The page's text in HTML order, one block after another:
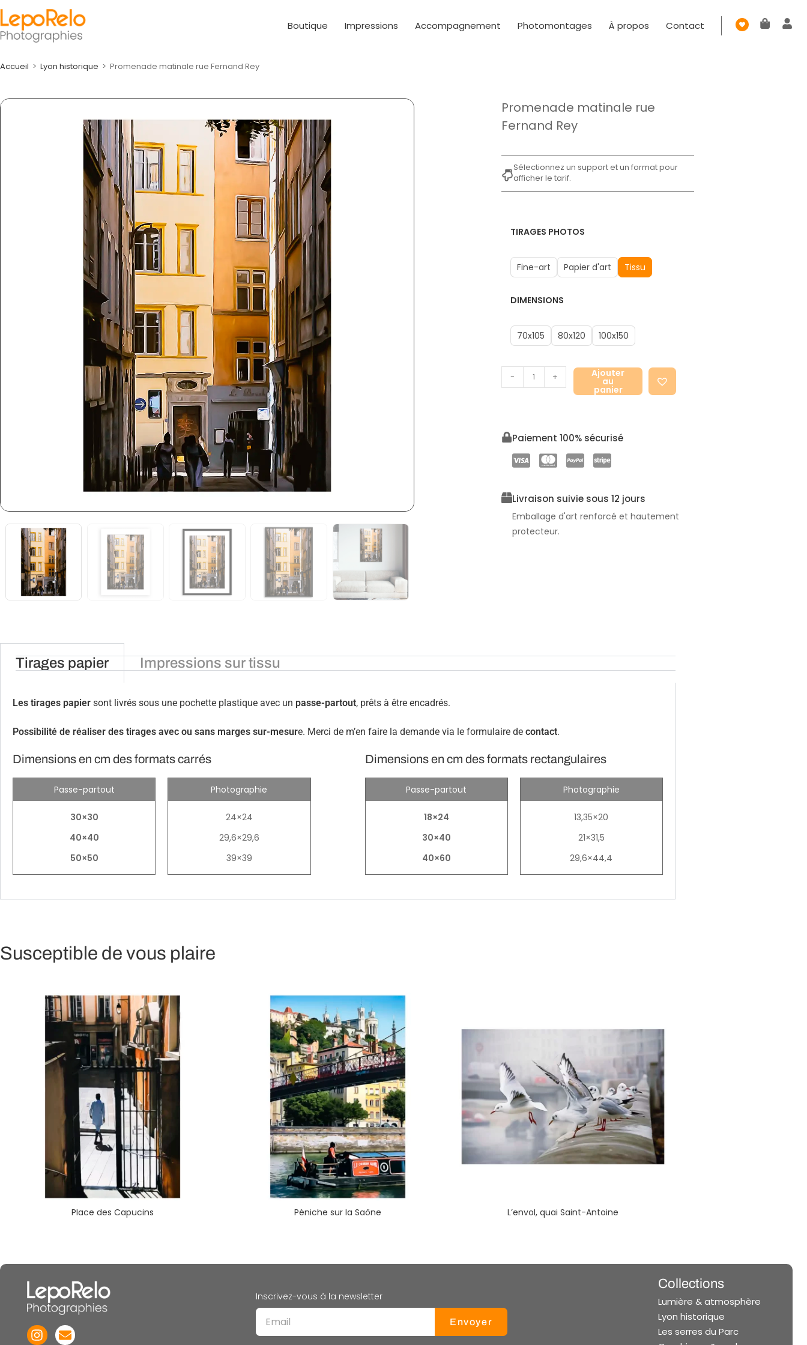
Boutique Impressions Accompagnement Photomontages À propos Contact
Accueil > Lyon historique > Promenade matinale rue Fernand Rey
Promenade matinale rue
Fernand Rey
Sélectionnez un support et un format pour
afficher le tarif.
TIRAGES PHOTOS
Fine-art Papier d'art Tissu
DIMENSIONS
70x105 80x120 100x150
- + Ajouter
au
panier
Paiement 100% sécurisé
Livraison suivie sous 12 jours
Emballage d'art renforcé et hautement
protecteur.
Tirages papier Impressions sur tissu
Les tirages papier sont livrés sous une pochette plastique avec un passe-partout, prêts à être encadrés.
Possibilité de réaliser des tirages avec ou sans marges sur-mesure. Merci de m’en faire la demande via le formulaire de contact.
Dimensions en cm des formats carrés
Passe-partout
30×30
40×40
50×50
Photographie
24×24
29,6×29,6
39×39
Dimensions en cm des formats rectangulaires
Passe-partout
18×24
30×40
40×60
Photographie
13,35×20
21×31,5
29,6×44,4
Susceptible de vous plaire
Place des Capucins Péniche sur la Saône L’envol, quai Saint-Antoine
Inscrivez-vous à la newsletter
Envoyer
Collections
Lumière & atmosphère
Lyon historique
Les serres du Parc